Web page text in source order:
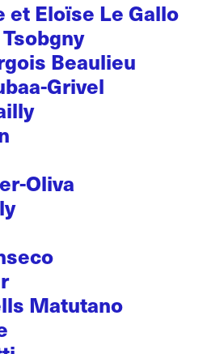
et Eloïse Le Gallo
Beaulieu
Grivel
Oliva
Matutano